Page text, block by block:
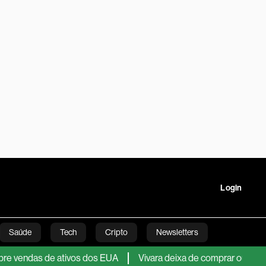
Login
Saúde Tech Cripto Newsletters
Linha Executiva Opinião Vídeos
de ativos dos EUA Vivara deixa de comprar ouro, usa